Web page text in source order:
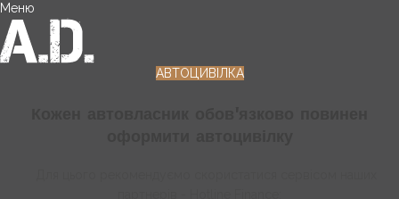
Меню
АВТОЦИВІЛКА